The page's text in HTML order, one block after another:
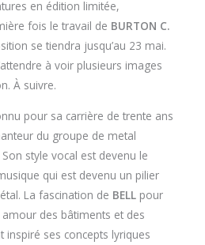
en édition limitée,
fois le travail de BURTON C.
se tiendra jusqu’au 23 mai.
à voir plusieurs images
À suivre.
pour sa carrière de trente ans
du groupe de metal
Son style vocal est devenu le
qui est devenu un pilier
La fascination de BELL pour
des bâtiments et des
inspiré ses concepts lyriques